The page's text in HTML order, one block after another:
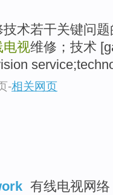
技术若干关键问
电视维修；技术
-相关网页
有线电视网